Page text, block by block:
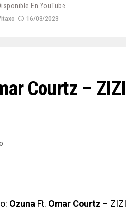
En YouTube.
16/03/2023
Courtz – ZIZI
Ozuna Ft. Omar Courtz – ZIZI